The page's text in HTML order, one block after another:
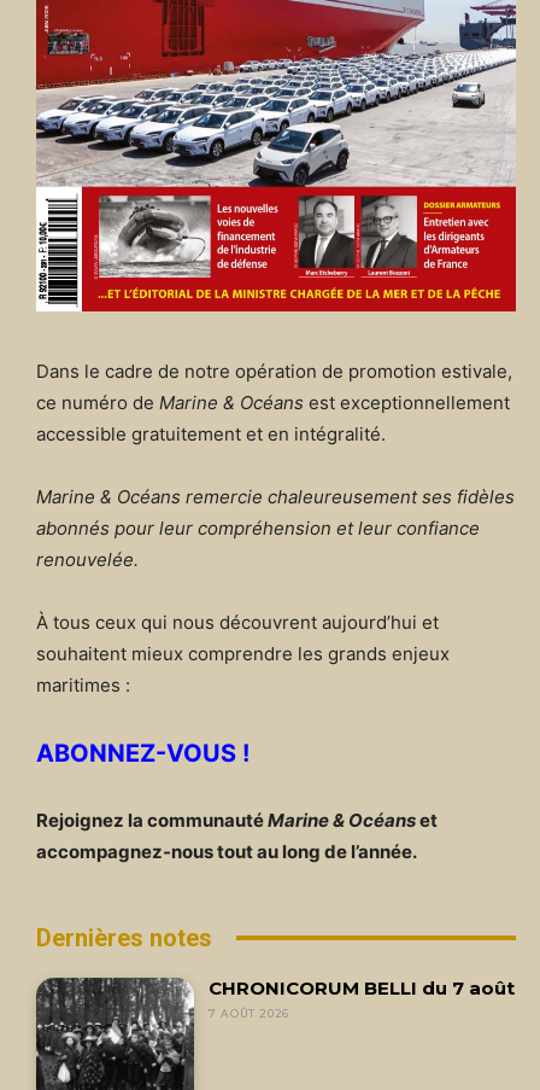
Dans le cadre de notre opération de promotion estivale,
ce numéro de Marine & Océans est exceptionnellement
accessible gratuitement et en intégralité.
Marine & Océans remercie chaleureusement ses fidèles
abonnés pour leur compréhension et leur confiance
renouvelée.
À tous ceux qui nous découvrent aujourd’hui et
souhaitent mieux comprendre les grands enjeux
maritimes :
ABONNEZ-VOUS !
Rejoignez la communautéMarine & Océanset
accompagnez-nous tout au long de l’année.
Dernières notes
CHRONICORUM BELLI du 7 août
7 AOÛT 2026